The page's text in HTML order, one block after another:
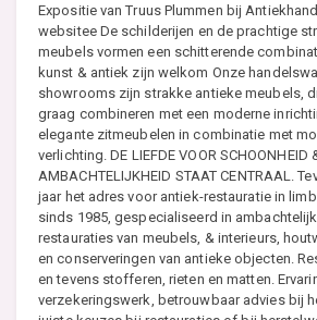
Expositie van Truus Plummen bij
websitee De schilderijen en de prachtige
meubels vormen een schitterende
kunst & antiek zijn welkom Onze
showrooms zijn strakke antieke meubels,
graag combineren met een moderne
elegante zitmeubelen in combinatie met
verlichting. DE LIEFDE VOOR SCHOONHEID
AMBACHTELIJKHEID STAAT CENTRAAL.
jaar het adres voor antiek-restauratie in
sinds 1985, gespecialiseerd in
restauraties van meubels, & interieurs,
en conserveringen van antieke objecten.
en tevens stofferen, rieten en matten.
verzekeringswerk, betrouwbaar advies bij